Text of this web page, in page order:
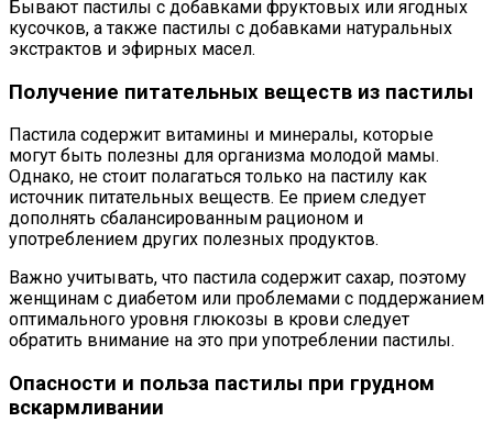
Бывают пастилы с добавками фруктовых или ягодных
кусочков, а также пастилы с добавками натуральных
экстрактов и эфирных масел.
Получение питательных веществ из пастилы
Пастила содержит витамины и минералы, которые
могут быть полезны для организма молодой мамы.
Однако, не стоит полагаться только на пастилу как
источник питательных веществ. Ее прием следует
дополнять сбалансированным рационом и
употреблением других полезных продуктов.
Важно учитывать, что пастила содержит сахар, поэтому
женщинам с диабетом или проблемами с поддержанием
оптимального уровня глюкозы в крови следует
обратить внимание на это при употреблении пастилы.
Опасности и польза пастилы при грудном
вскармливании